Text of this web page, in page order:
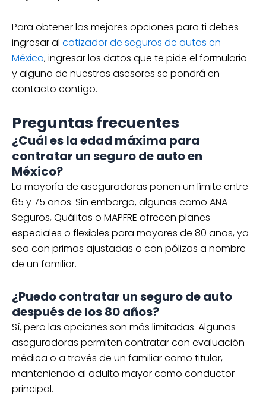
Para obtener las mejores opciones para ti debes
ingresar al cotizador de seguros de autos en
México, ingresar los datos que te pide el formulario
y alguno de nuestros asesores se pondrá en
contacto contigo.
Preguntas frecuentes
¿Cuál es la edad máxima para
contratar un seguro de auto en
México?
La mayoría de aseguradoras ponen un límite entre
65 y 75 años. Sin embargo, algunas como ANA
Seguros, Quálitas o MAPFRE ofrecen planes
especiales o flexibles para mayores de 80 años, ya
sea con primas ajustadas o con pólizas a nombre
de un familiar.
¿Puedo contratar un seguro de auto
después de los 80 años?
Sí, pero las opciones son más limitadas. Algunas
aseguradoras permiten contratar con evaluación
médica o a través de un familiar como titular,
manteniendo al adulto mayor como conductor
principal.